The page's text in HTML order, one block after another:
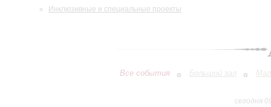
Инклюзивные и специальные проекты
Все события Большой зал
сегодня